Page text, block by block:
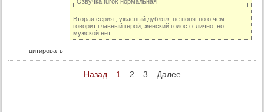
Озвучка turok нормальная
Вторая серия , ужасный дубляж, не понятно о чем
говорит главный герой, женский голос отлично, но
мужской нет
цитировать
Назад 1 2 3 Далее